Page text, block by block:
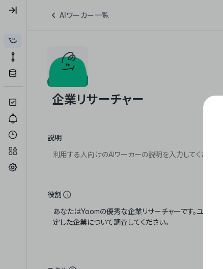
AIワーカー一覧
説明
役割